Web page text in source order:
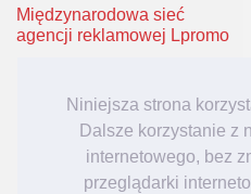
Niniejsza strona
Dalsze korzystanie z
internetowego, bez
przeglądarki
Międzynarodowa sieć
agencji reklamowej Lpromo
Wielka Brytania
Niemcy